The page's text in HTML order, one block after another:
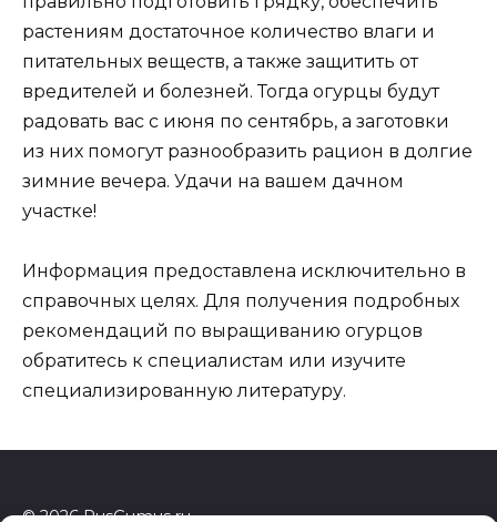
растениям достаточное количество влаги и
питательных веществ, а также защитить от
вредителей и болезней. Тогда огурцы будут
радовать вас с июня по сентябрь, а заготовки
из них помогут разнообразить рацион в долгие
зимние вечера. Удачи на вашем дачном
участке!
Информация предоставлена исключительно в
справочных целях. Для получения подробных
рекомендаций по выращиванию огурцов
обратитесь к специалистам или изучите
специализированную литературу.
© 2026 RusGumus.ru